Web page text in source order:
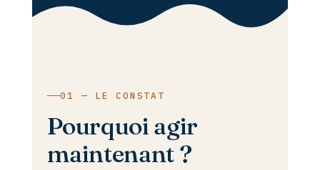
01 — LE CONSTAT
Pourquoi agir
maintenant ?